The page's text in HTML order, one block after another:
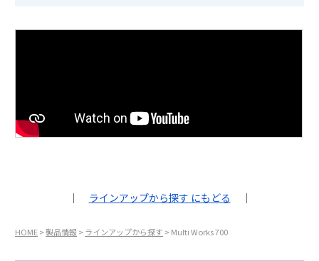
｜ ラインアップから探す にもどる ｜
HOME>製品情報 >ラインアップから探す >Multi Works 700